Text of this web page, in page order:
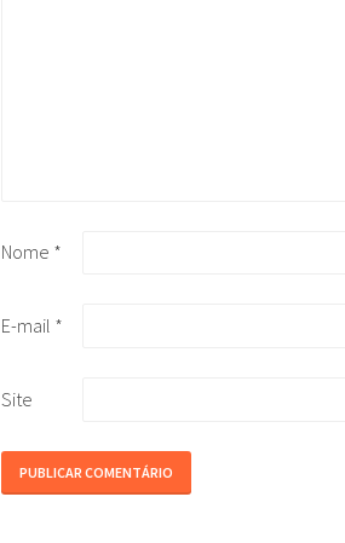
Nome *
E-mail *
Site